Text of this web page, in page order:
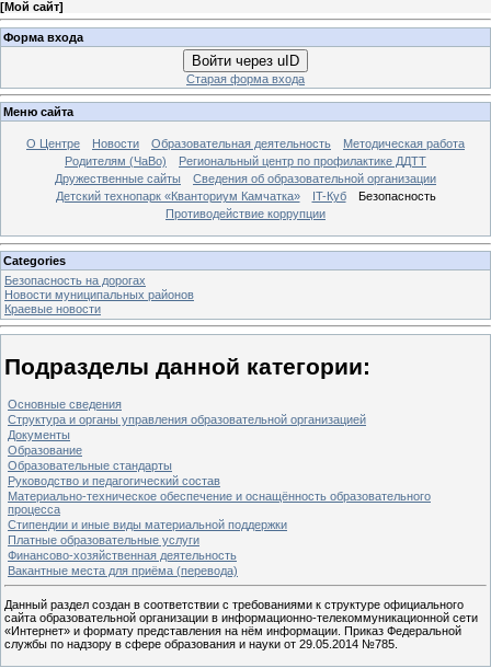
[Мой сайт]
Форма входа
Войти через uID
Старая форма входа
Меню сайта
О Центре Новости Образовательная деятельность
Методическая работа
Родителям (ЧаВо)
Региональный центр по профилактике ДДТТ
Дружественные сайты
Сведения об образовательной организации
Детский технопарк «Кванториум Камчатка»
IT-Куб
Безопасность
Противодействие коррупции
Categories
Безопасность на дорогах
Новости муниципальных районов
Краевые новости
Подразделы данной категории:
Основные сведения
Структура и органы управления образовательной организацией
Документы
Образование
Образовательные стандарты
Руководство и педагогический состав
Материально-техническое обеспечение и оснащённость образовательного
процесса
Стипендии и иные виды материальной поддержки
Платные образовательные услуги
Финансово-хозяйственная деятельность
Вакантные места для приёма (перевода)
Данный раздел создан в соответствии с требованиями к структуре официального
сайта образовательной организации в информационно-телекоммуникационной сети
«Интернет» и формату представления на нём информации. Приказ Федеральной
службы по надзору в сфере образования и науки от 29.05.2014 №785.